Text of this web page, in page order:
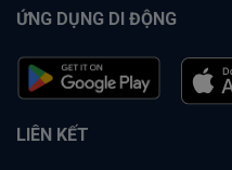
ỨNG DỤNG DI ĐỘNG
LIÊN KẾT